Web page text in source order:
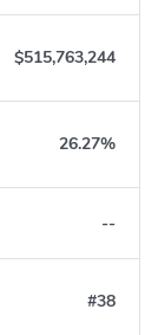
$515,763,244
26.27%
--
#38